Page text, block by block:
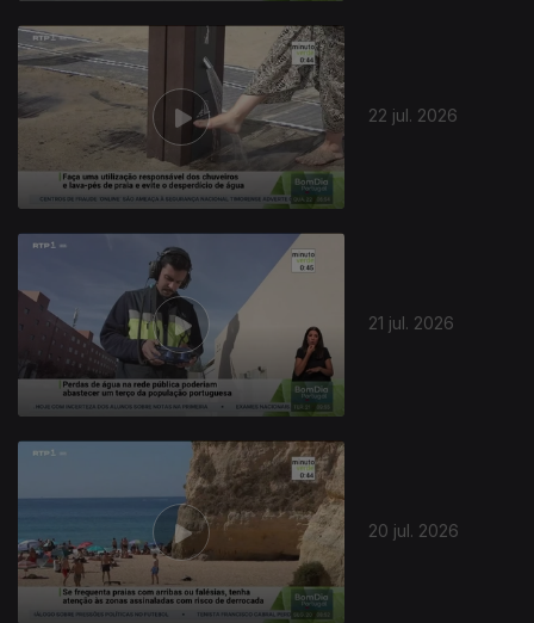
22 jul. 2026
21 jul. 2026
20 jul. 2026